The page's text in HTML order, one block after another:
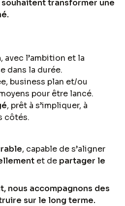
souhaitent transformer une
, avec l’ambition et la
dans la durée.
business plan et/ou
pour être lancé.
, prêt à s’impliquer, à
côtés.
, capable de s’aligner
et de partager le
nous accompagnons des
sur le long terme.